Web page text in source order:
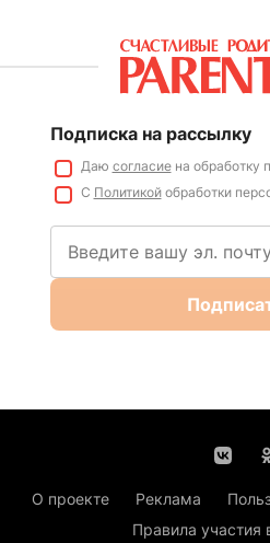
Подписка на рассылку
Даю согласиена обработку
С Политикойобработки
О проекте Реклама
Правила участия